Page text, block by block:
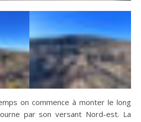
on commence à monter le long
par son versant Nord-est. La